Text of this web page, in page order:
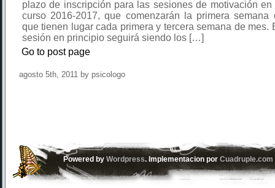
plazo de inscripción para las sesiones de motivación
curso 2016-2017, que comenzarán la primera semana
que tienen lugar cada primera y tercera semana de mes.
sesión en principio seguirá siendo los […]
Go to post page
agosto 5th, 2011 by psicologo
Powered byWordpress. Implementacion porCuadruple.com